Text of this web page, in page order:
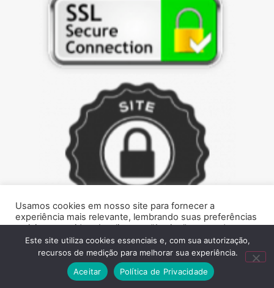
Marque presença na web!
Usamos cookies em nosso site para fornecer a
experiência mais relevante, lembrando suas preferências
e visitas repetidas. Ao clicar em “Aceitar”, concorda com a
utilização de cookies.
Aceitar
Este site utiliza cookies essenciais e, com sua autorização,
recursos de medição para melhorar sua experiência.
Aceitar
Política de Privacidade